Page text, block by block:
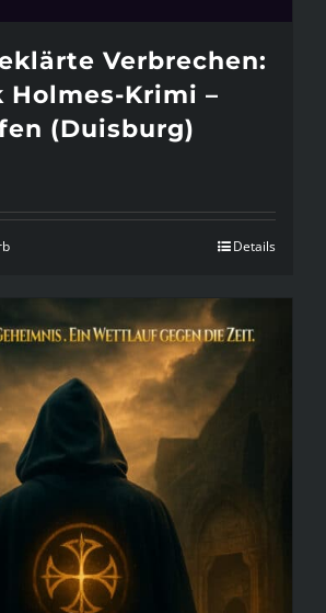
Verbrechen:
Holmes-Krimi –
(Duisburg)
Details